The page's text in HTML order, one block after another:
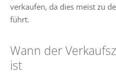
verkaufen, da dies meist zu
führt.
Wann der
ist